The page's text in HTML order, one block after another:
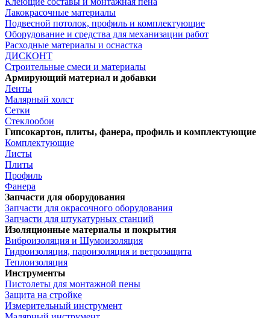
Лакокрасочные материалы
Подвесной потолок, профиль и комплектующие
Оборудование и средства для механизации работ
Расходные материалы и оснастка
ДИСКОНТ
Строительные смеси и материалы
Армирующий материал и добавки
Ленты
Малярный холст
Сетки
Стеклообои
Гипсокартон, плиты, фанера, профиль и комплектующие
Комплектующие
Листы
Плиты
Профиль
Фанера
Запчасти для оборудования
Запчасти для окрасочного оборудования
Запчасти для штукатурных станций
Изоляционные материалы и покрытия
Виброизоляция и Шумоизоляция
Гидроизоляция, пароизоляция и ветрозащита
Теплоизоляция
Инструменты
Пистолеты для монтажной пены
Защита на стройке
Измерительный инструмент